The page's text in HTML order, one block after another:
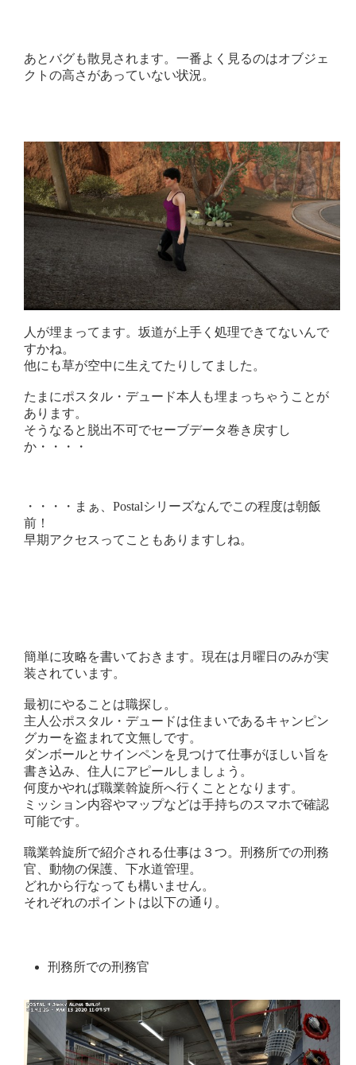
あとバグも散見されます。一番よく見るのはオブジェ
クトの高さがあっていない状況。
人が埋まってます。坂道が上手く処理できてないんで
すかね。
他にも草が空中に生えてたりしてました。
たまにポスタル・デュード本人も埋まっちゃうことが
あります。
そうなると脱出不可でセーブデータ巻き戻すし
か・・・・
・・・・まぁ、Postalシリーズなんでこの程度は朝飯
前！
早期アクセスってこともありますしね。
簡単に攻略を書いておきます。現在は月曜日のみが実
装されています。
最初にやることは職探し。
主人公ポスタル・デュードは住まいであるキャンピン
グカーを盗まれて文無しです。
ダンボールとサインペンを見つけて仕事がほしい旨を
書き込み、住人にアピールしましょう。
何度かやれば職業斡旋所へ行くこととなります。
ミッション内容やマップなどは手持ちのスマホで確認
可能です。
職業斡旋所で紹介される仕事は３つ。刑務所での刑務
官、動物の保護、下水道管理。
どれから行なっても構いません。
それぞれのポイントは以下の通り。
刑務所での刑務官